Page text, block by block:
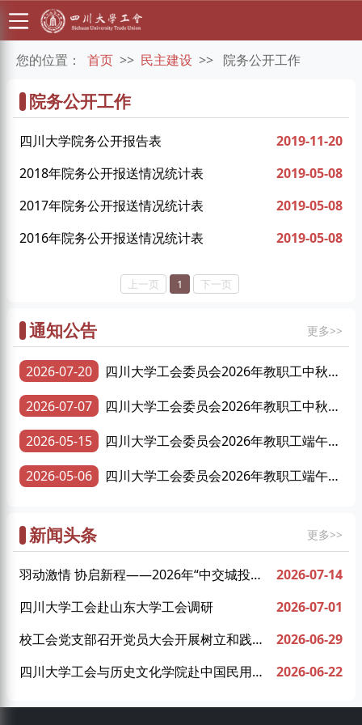
您的位置： 首页 >> 民主建设 >> 院务公开工作
院务公开工作
四川大学院务公开报告表
2019-11-20
2018年院务公开报送情况统计表
2019-05-08
2017年院务公开报送情况统计表
2019-05-08
2016年院务公开报送情况统计表
2019-05-08
上一页 1 下一页
通知公告 更多>>
2026-07-20
四川大学工会委员会2026年教职工中秋慰
2026-07-07
四川大学工会委员会2026年教职工中秋慰
2026-05-15
四川大学工会委员会2026年教职工端午慰
2026-05-06
四川大学工会委员会2026年教职工端午慰
新闻头条 更多>>
羽动激情 协启新程——2026年“中交城投
仪式圆满举行
2026-07-14
四川大学工会赴山东大学工会调研
2026-07-01
校工会党支部召开党员大会开展树立和践行
2026-06-29
四川大学工会与历史文化学院赴中国民用航
2026-06-22